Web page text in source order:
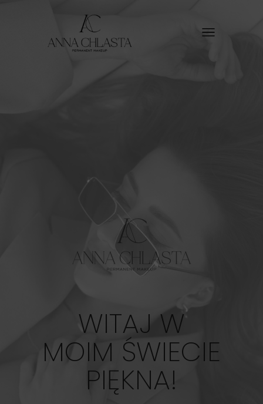
WITAJ W
MOIM ŚWIECIE
PIĘKNA!